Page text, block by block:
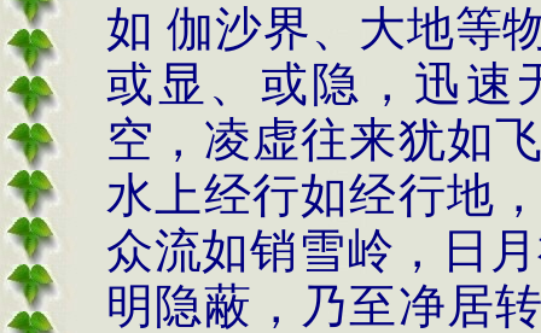
如 伽沙界、大地等
或显、或隐，迅速
空，凌虚往来犹如
水上经行如经行地
众流如销雪岭，日
明隐蔽，乃至净居